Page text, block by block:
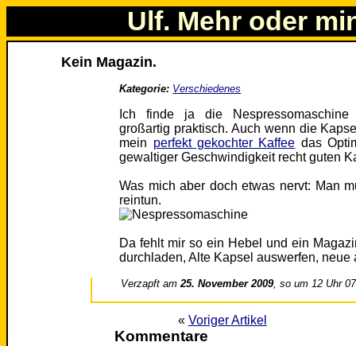
Ulf. Mehr oder
Kein Magazin.
Kategorie: Verschiedenes
Ich finde ja die Nespressomaschine
großartig praktisch. Auch wenn die
mein perfekt gekochter Kaffee das
gewaltiger Geschwindigkeit recht guten
Was mich aber doch etwas nervt: Man
reintun.
Da fehlt mir so ein Hebel und ein
durchladen, Alte Kapsel auswerfen,
Verzapft am25. November 2009, so um 12 Uhr 07
« Voriger Artikel
Kommentare